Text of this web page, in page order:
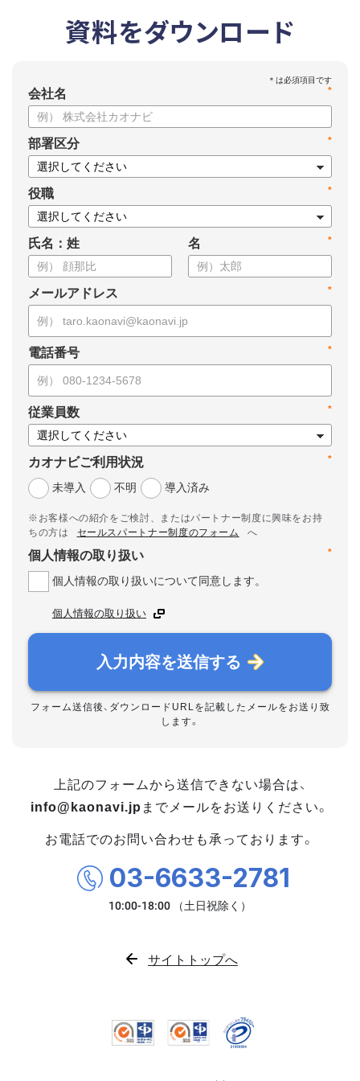
資料をダウンロード
*
会社名
*
部署区分
*
役職
氏名：姓 *
名
*
メールアドレス
*
電話番号
*
従業員数
*
カオナビご利用状況
未導入
不明 導入済み
※お客様への紹介をご検討、またはパートナー制度に興味をお持
ちの方は
セールスパートナー制度のフォーム
へ
*
個人情報の取り扱い
個人情報の取り扱いについて同意します。
個人情報の取り扱い
入力内容を送信する
フォーム送信後、ダウンロードURLを記載したメールをお送り致
します。
上記のフォームから送信できない場合は、
info@kaonavi.jp までメールをお送りください。
お電話でのお問い合わせも承っております。
03-6633-2781
サイトトップへ